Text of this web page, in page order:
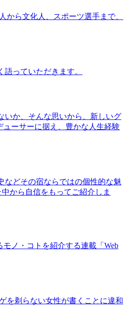
ら文化人、スポーツ選手まで、
っていただきます。
いか、そんな思いから、新しいグ
ーサーに据え、豊かな人生経験
どその宿ならではの個性的な魅
から自信をもってご紹介しま
ノ・コトを紹介する連載「Web
を剃らない女性が書くことに違和